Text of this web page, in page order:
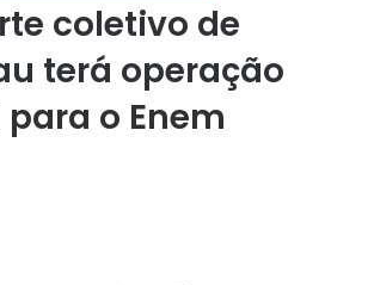
coletivo de
terá operação
o Enem